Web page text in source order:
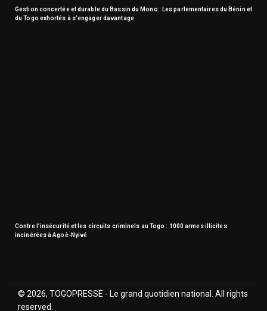
Gestion concertée et durable du Bassin du Mono : Les parlementaires du Bénin et
du Togo exhortés à s’engager davantage
Contre l’insécurité et les circuits criminels au Togo : 1000 armes illicites
incinérées à Agoè-Nyivé
© 2026, TOGOPRESSE - Le grand quotidien national. All rights
reserved.